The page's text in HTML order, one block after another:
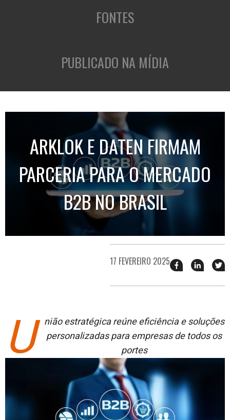
FONTES
PUBLICADO NA MÍDIA
ARKLOK E DATEN FIRMAM
PARCERIA PARA O MERCADO
B2B NO BRASIL
17 FEVEREIRO 2025 Compartilhar
esse
no
esse
no
U
nião estratégica reúne eficiência e soluções
personalizadas para empresas de todos os
portes